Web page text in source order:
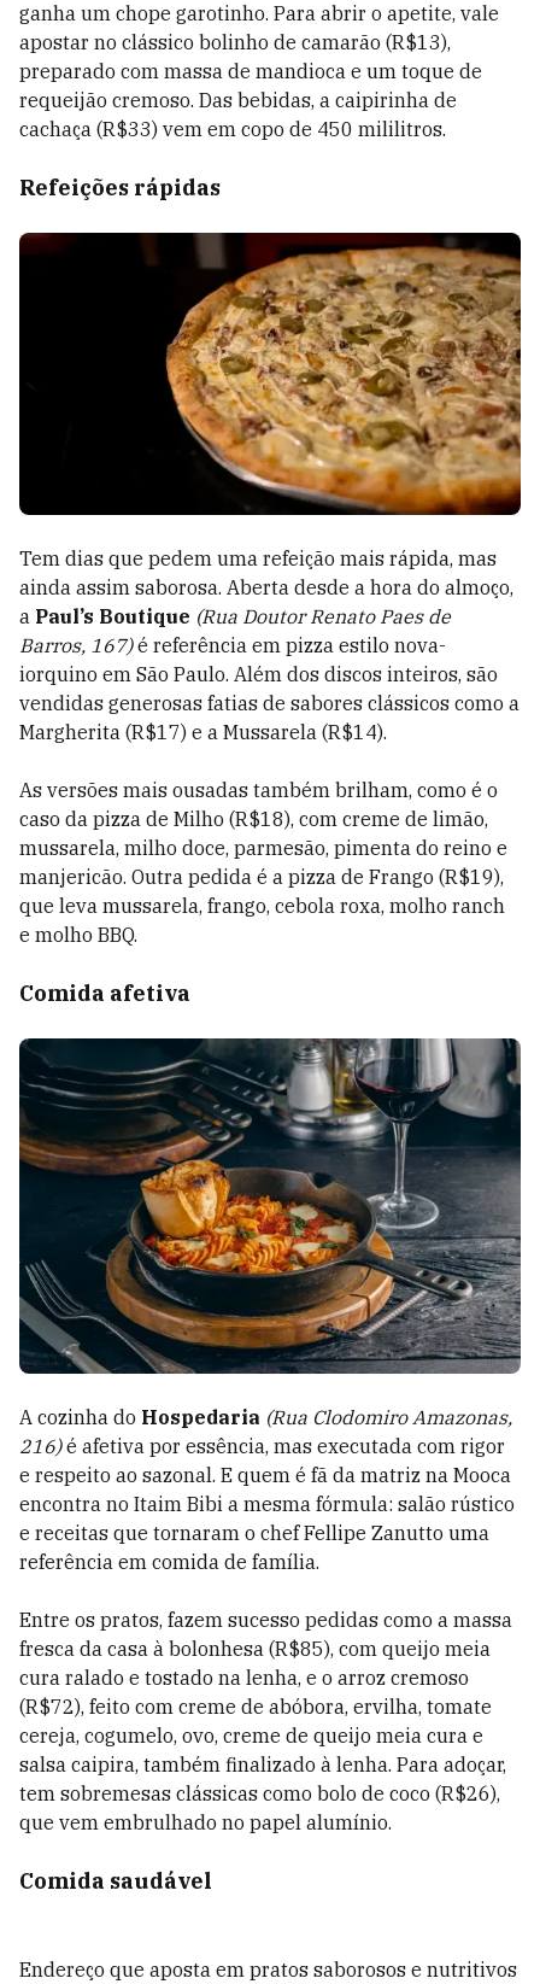
ganha um chope garotinho. Para abrir o apetite, vale
apostar no clássico bolinho de camarão (R$13),
preparado com massa de mandioca e um toque de
requeijão cremoso. Das bebidas, a caipirinha de
cachaça (R$33) vem em copo de 450 mililitros.
Refeições rápidas
Tem dias que pedem uma refeição mais rápida, mas
ainda assim saborosa. Aberta desde a hora do almoço,
a Paul’s Boutique (Rua Doutor Renato Paes de
Barros, 167)é referência em pizza estilo nova-
iorquino em São Paulo. Além dos discos inteiros, são
vendidas generosas fatias de sabores clássicos como a
Margherita (R$17) e a Mussarela (R$14).
As versões mais ousadas também brilham, como é o
caso da pizza de Milho (R$18), com creme de limão,
mussarela, milho doce, parmesão, pimenta do reino e
manjericão. Outra pedida é a pizza de Frango (R$19),
que leva mussarela, frango, cebola roxa, molho ranch
e molho BBQ.
Comida afetiva
A cozinha do Hospedaria (Rua Clodomiro Amazonas,
216)é afetiva por essência, mas executada com rigor
e respeito ao sazonal. E quem é fã da matriz na Mooca
encontra no Itaim Bibi a mesma fórmula: salão rústico
e receitas que tornaram o chef Fellipe Zanutto uma
referência em comida de família.
Entre os pratos, fazem sucesso pedidas como a massa
fresca da casa à bolonhesa (R$85), com queijo meia
cura ralado e tostado na lenha, e o arroz cremoso
(R$72), feito com creme de abóbora, ervilha, tomate
cereja, cogumelo, ovo, creme de queijo meia cura e
salsa caipira, também finalizado à lenha. Para adoçar,
tem sobremesas clássicas como bolo de coco (R$26),
que vem embrulhado no papel alumínio.
Comida saudável
Endereço que aposta em pratos saborosos e nutritivos